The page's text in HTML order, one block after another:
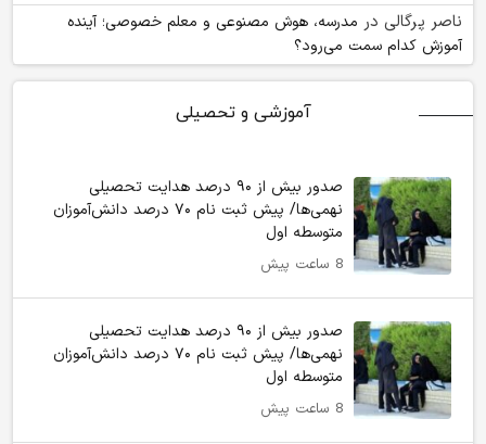
ناصر پرگالی در مدرسه، هوش مصنوعی و معلم خصوصی؛ آینده
آموزش کدام سمت می‌رود؟
آموزشی و تحصیلی
صدور بیش از ۹۰ درصد هدایت تحصیلی
نهمی‌ها/ پیش ثبت نام ۷۰ درصد دانش‌آموزان
متوسطه اول
8 ساعت پیش
صدور بیش از ۹۰ درصد هدایت تحصیلی
نهمی‌ها/ پیش ثبت نام ۷۰ درصد دانش‌آموزان
متوسطه اول
8 ساعت پیش